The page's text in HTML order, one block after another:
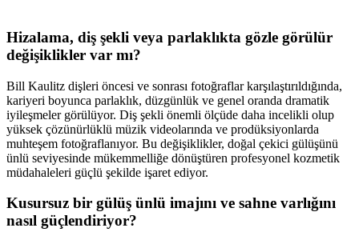
Hizalama, diş şekli veya parlaklıkta gözle görülür
değişiklikler var mı?
Bill Kaulitz dişleri öncesi ve sonrası fotoğraflar karşılaştırıldığında,
kariyeri boyunca parlaklık, düzgünlük ve genel oranda dramatik
iyileşmeler görülüyor. Diş şekli önemli ölçüde daha incelikli olup
yüksek çözünürlüklü müzik videolarında ve prodüksiyonlarda
muhteşem fotoğraflanıyor. Bu değişiklikler, doğal çekici gülüşünü
ünlü seviyesinde mükemmelliğe dönüştüren profesyonel kozmetik
müdahaleleri güçlü şekilde işaret ediyor.
Kusursuz bir gülüş ünlü imajını ve sahne varlığını
nasıl güçlendiriyor?